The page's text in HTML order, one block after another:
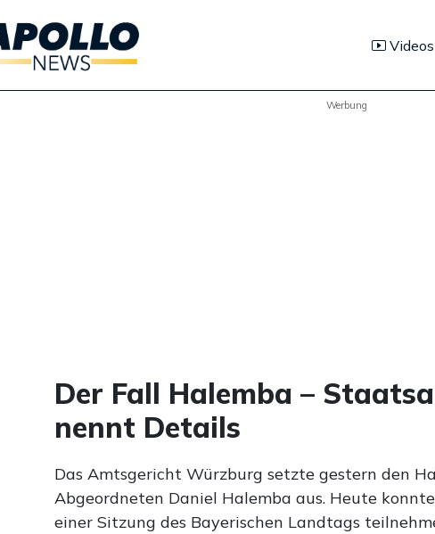
Videos
Werbung
Der Fall Halemba –
nennt Details
Das Amtsgericht Würzburg setzte gestern den
Abgeordneten Daniel Halemba aus. Heute
einer Sitzung des Bayerischen Landtags